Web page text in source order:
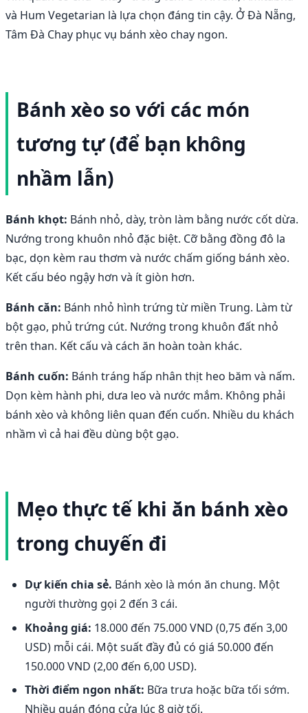
và Hum Vegetarian là lựa chọn đáng tin cậy. Ở Đà Nẵng,
Tâm Đà Chay phục vụ bánh xèo chay ngon.
Bánh xèo so với các món
tương tự (để bạn không
nhầm lẫn)
Bánh khọt: Bánh nhỏ, dày, tròn làm bằng nước cốt dừa.
Nướng trong khuôn nhỏ đặc biệt. Cỡ bằng đồng đô la
bạc, dọn kèm rau thơm và nước chấm giống bánh xèo.
Kết cấu béo ngậy hơn và ít giòn hơn.
Bánh căn: Bánh nhỏ hình trứng từ miền Trung. Làm từ
bột gạo, phủ trứng cút. Nướng trong khuôn đất nhỏ
trên than. Kết cấu và cách ăn hoàn toàn khác.
Bánh cuốn: Bánh tráng hấp nhân thịt heo băm và nấm.
Dọn kèm hành phi, dưa leo và nước mắm. Không phải
bánh xèo và không liên quan đến cuốn. Nhiều du khách
nhầm vì cả hai đều dùng bột gạo.
Mẹo thực tế khi ăn bánh xèo
trong chuyến đi
Dự kiến chia sẻ. Bánh xèo là món ăn chung. Một
người thường gọi 2 đến 3 cái.
Khoảng giá: 18.000 đến 75.000 VND (0,75 đến 3,00
USD) mỗi cái. Một suất đầy đủ có giá 50.000 đến
150.000 VND (2,00 đến 6,00 USD).
Thời điểm ngon nhất: Bữa trưa hoặc bữa tối sớm.
Nhiều quán đóng cửa lúc 8 giờ tối.